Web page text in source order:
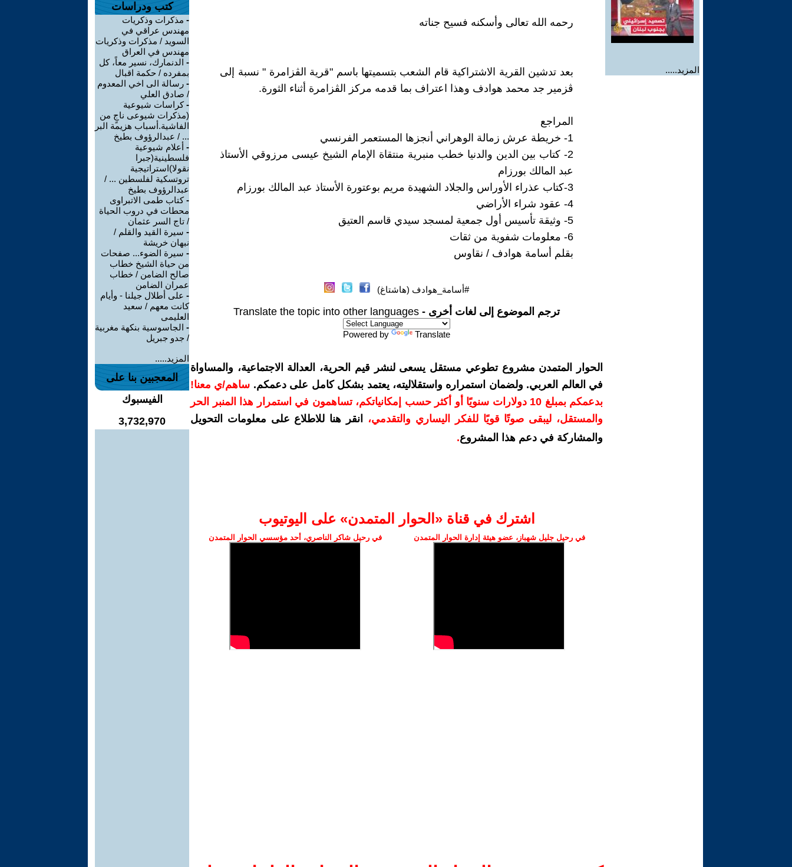
المزيد.....
رحمه الله تعالى وأسكنه فسيح جناته
بعد تدشين القرية الاشتراكية قام الشعب بتسميتها باسم "قرية الڨزامرة " نسبة إلى
ڨزمير جد محمد هوادف وهذا اعتراف بما قدمه مركز الڨزامرة أثناء الثورة.
المراجع
1- خريطة عرش زمالة الوهراني أنجزها المستعمر الفرنسي
2- كتاب بين الدين والدنيا خطب منبرية منتقاة الإمام الشيخ عيسى مرزوقي الأستاذ
عبد المالك بورزام
3-كتاب عذراء الأوراس والجلاد الشهيدة مريم بوعتورة الأستاذ عبد المالك بورزام
4- عقود شراء الأراضي
5- وثيقة تأسيس أول جمعية لمسجد سيدي قاسم العتيق
6- معلومات شفوية من ثقات
بقلم أسامة هوادف / نقاوس
#أسامة_هوادف (هاشتاغ)
ترجم الموضوع إلى لغات أخرى - Translate the topic into other languages
Powered by Translate
الحوار المتمدن مشروع تطوعي مستقل يسعى لنشر قيم الحرية، العدالة الاجتماعية، والمساواة
في العالم العربي. ولضمان استمراره واستقلاليته، يعتمد بشكل كامل على دعمكم. ساهم/ي معنا!
بدعمكم بمبلغ 10 دولارات سنويًا أو أكثر حسب إمكانياتكم، تساهمون في استمرار هذا المنبر الحر
والمستقل، ليبقى صوتًا قويًا للفكر اليساري والتقدمي،
انقر هنا للاطلاع على معلومات التحويل
والمشاركة في دعم هذا المشروع.
اشترك في قناة ‫«الحوار المتمدن» على اليوتيوب
في رحيل جليل شهباز، عضو هيئة إدارة الحوار المتمدن في رحيل شاكر الناصري، أحد مؤسسي الحوار المتمدن
كتب ودراسات
- مذكرات وذكريات
مهندس عراقي في
السويد / مذكرات وذكريات
مهندس في العراق
- الدنمارك، نسير معاً، كل
بمفرده / حكمة اقبال
- رسالة الى اخي المعدوم
/ صادق العلي
-كراسات شيوعية
(مذكرات شيوعى ناجٍ من
الفاشية.أسباب هزيمة البر
... / عبدالرؤوف بطيخ
- أعلام شيوعية
فلسطينية(جبرا
نقولا)استراتيجية
تروتسكية لفلسطين ... /
عبدالرؤوف بطيخ
-كتاب طمى الاتبراوى
محطات في دروب الحياة
/ تاج السر عثمان
- سيرة القيد والقلم /
نبهان خريشة
- سيرة الضوء... صفحات
من حياة الشيخ خطاب
صالح الضامن / خطاب
عمران الضامن
- على أطلال جيلنا - وأيام
كانت معهم / سعيد
العليمى
- الجاسوسية بنكهة مغربية
/ جدو جبريل
المزيد.....
المعجبين بنا على
الفيسبوك
3,732,970